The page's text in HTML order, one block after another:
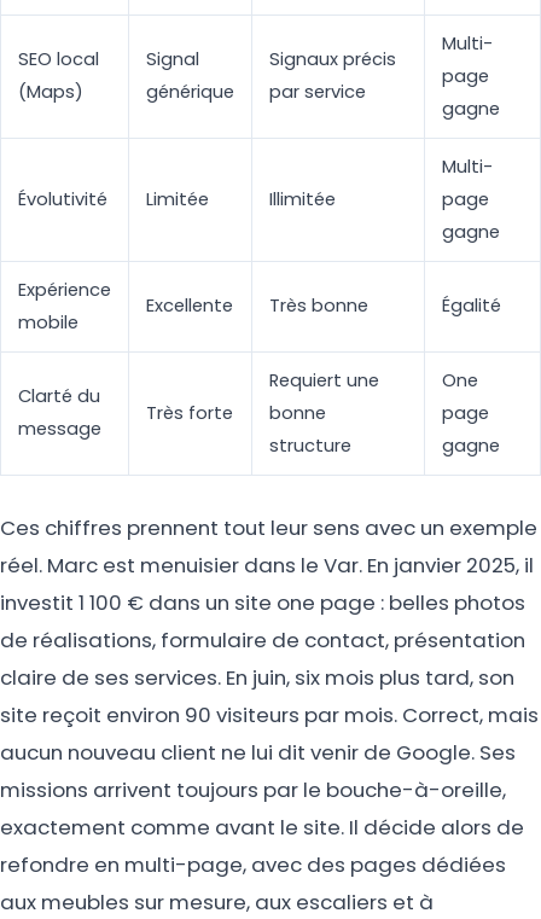
SEO local
(Maps)
Signal
générique
Signaux précis
par service
Multi-
page
gagne
Évolutivité Limitée Illimitée
Multi-
page
gagne
Expérience
mobile
Excellente Très bonne Égalité
Clarté du
message
Très forte
Requiert une
bonne
structure
One
page
gagne
Ces chiffres prennent tout leur sens avec un exemple
réel. Marc est menuisier dans le Var. En janvier 2025, il
investit 1 100 € dans un site one page : belles photos
de réalisations, formulaire de contact, présentation
claire de ses services. En juin, six mois plus tard, son
site reçoit environ 90 visiteurs par mois. Correct, mais
aucun nouveau client ne lui dit venir de Google. Ses
missions arrivent toujours par le bouche-à-oreille,
exactement comme avant le site. Il décide alors de
refondre en multi-page, avec des pages dédiées
aux meubles sur mesure, aux escaliers et à